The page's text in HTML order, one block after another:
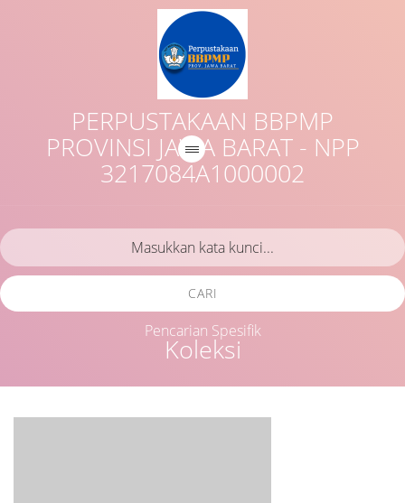
PERPUSTAKAAN BBPMP
PROVINSI JAWA BARAT - NPP
3217084A1000002
Koleksi
CARI
Pencarian Spesifik